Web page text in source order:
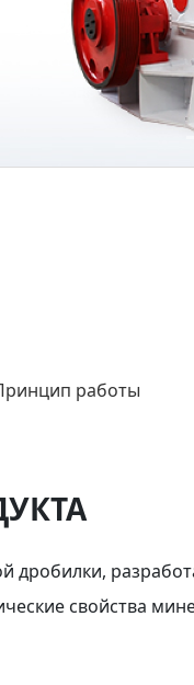
работы
дробилки,
свойства